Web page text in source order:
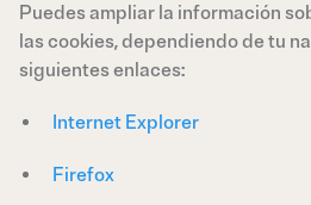
Puedes ampliar la información
las cookies, dependiendo de tu
siguientes enlaces:
Internet Explorer
Firefox